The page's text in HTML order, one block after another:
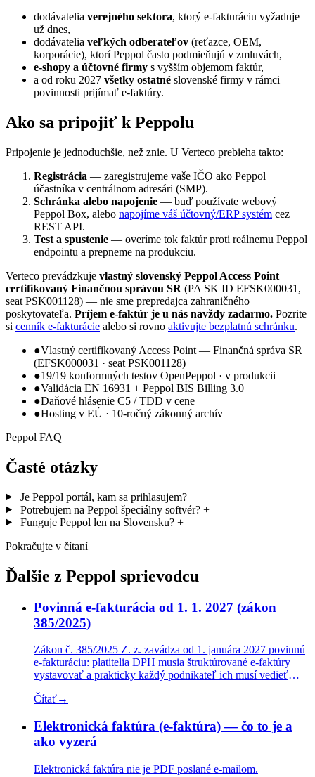
dodávatelia verejného sektora, ktorý e-fakturáciu vyžaduje
už dnes,
dodávatelia veľkých odberateľov (reťazce, OEM,
korporácie), ktorí Peppol často podmieňujú v zmluvách,
e-shopy a účtovné firmy s vyšším objemom faktúr,
a od roku 2027 všetky ostatné slovenské firmy v rámci
povinnosti prijímať e-faktúry.
Ako sa pripojiť k Peppolu
Pripojenie je jednoduchšie, než znie. U Verteco prebieha takto:
Registrácia — zaregistrujeme vaše IČO ako Peppol
účastníka v centrálnom adresári (SMP).
Schránka alebo napojenie — buď používate webový
Peppol Box, alebo napojíme váš účtovný/ERP systém cez
REST API.
Test a spustenie — overíme tok faktúr proti reálnemu Peppol
endpointu a prepneme na produkciu.
Verteco prevádzkuje vlastný slovenský Peppol Access Point
certifikovaný Finančnou správou SR (PA SK ID EFSK000031,
seat PSK001128) — nie sme prepredajca zahraničného
poskytovateľa. Príjem e-faktúr je u nás navždy zadarmo. Pozrite
si cenník e-fakturácie alebo si rovno aktivujte bezplatnú schránku.
●Vlastný certifikovaný Access Point — Finančná správa SR
(EFSK000031 · seat PSK001128)
●19/19 konformných testov OpenPeppol · v produkcii
●Validácia EN 16931 + Peppol BIS Billing 3.0
●Daňové hlásenie C5 / TDD v cene
●Hosting v EÚ · 10-ročný zákonný archív
Peppol FAQ
Časté otázky
Je Peppol portál, kam sa prihlasujem? +
Potrebujem na Peppol špeciálny softvér? +
Funguje Peppol len na Slovensku? +
Pokračujte v čítaní
Ďalšie z Peppol sprievodcu
Povinná e-fakturácia od 1. 1. 2027 (zákon
385/2025)
Zákon č. 385/2025 Z. z. zavádza od 1. januára 2027 povinnú
e-fakturáciu: platitelia DPH musia štruktúrované e-faktúry
vystavovať a prakticky každý podnikateľ ich musí vedieť
začať zadarmo.
Čítať→
Elektronická faktúra (e-faktúra) — čo to je a
ako vyzerá
Elektronická faktúra nie je PDF poslané e-mailom.